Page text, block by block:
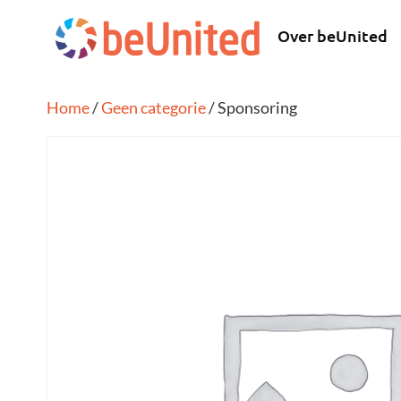
Over beUnited
Home/Geen categorie/ Sponsoring